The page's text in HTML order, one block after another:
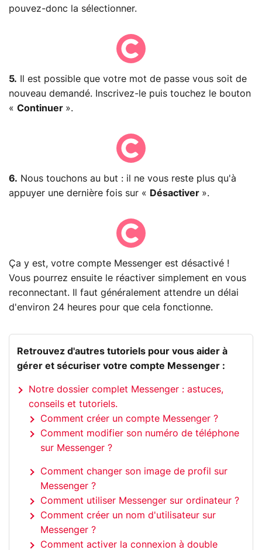
pouvez-donc la sélectionner.
5. Il est possible que votre mot de passe vous soit de
nouveau demandé. Inscrivez-le puis touchez le bouton
« Continuer ».
6. Nous touchons au but : il ne vous reste plus qu'à
appuyer une dernière fois sur « Désactiver ».
Ça y est, votre compte Messenger est désactivé !
Vous pourrez ensuite le réactiver simplement en vous
reconnectant. Il faut généralement attendre un délai
d'environ 24 heures pour que cela fonctionne.
Retrouvez d'autres tutoriels pour vous aider à
gérer et sécuriser votre compte Messenger :
Notre dossier complet Messenger : astuces,
conseils et tutoriels.
Comment créer un compte Messenger ?
Comment modifier son numéro de téléphone
sur Messenger ?
Comment changer son image de profil sur
Messenger ?
Comment utiliser Messenger sur ordinateur ?
Comment créer un nom d'utilisateur sur
Messenger ?
Comment activer la connexion à double